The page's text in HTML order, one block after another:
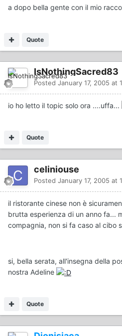
a dopo bella gente con il mio
Quote
IsNothingSacred83
Posted January 17, 2005 at
io ho letto il topic solo ora ....uffa...
Quote
celiniouse
Posted January 17, 2005 at
il ristorante cinese non è
brutta esperienza di un anno fa...
compagnia, non si fa caso al cibo
si, bella serata, all'insegna della
nostra Adeline
Quote